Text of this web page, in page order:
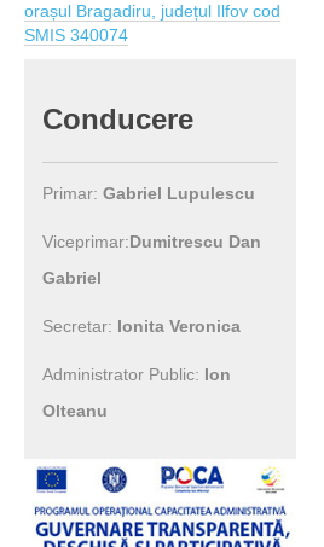
orașul Bragadiru, județul Ilfov cod
SMIS 340074
Conducere
Primar: Gabriel Lupulescu
Viceprimar:Dumitrescu Dan
Gabriel
Secretar: Ionita Veronica
Administrator Public: Ion
Olteanu